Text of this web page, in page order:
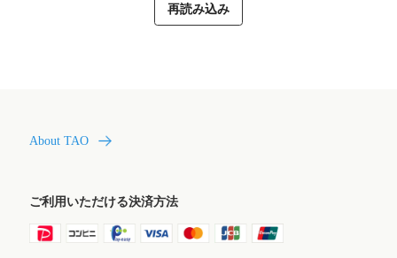
再読み込み
About TAO
ご利用いただける決済方法